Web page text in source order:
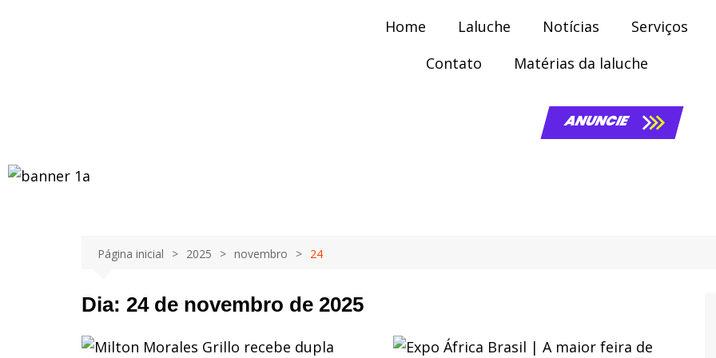
Home Laluche Notícias
Serviços
Contato
Matérias da laluche
ANUNCIE
Página inicial 2025 novembro 24
Dia: 24 de novembro de 2025